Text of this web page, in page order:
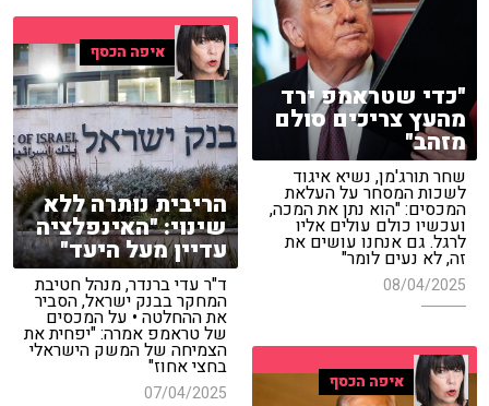
"כדי שטראמפ ירד
מהעץ צריכים סולם
מזהב"
שחר תורג'מן, נשיא איגוד
לשכות המסחר על העלאת
המכסים: "הוא נתן את המכה,
ועכשיו כולם עולים אליו
לרגל. גם אנחנו עושים את
זה, לא נעים לומר"
08/04/2025
איפה הכסף
הריבית נותרה ללא
שינוי: "האינפלציה
עדיין מעל היעד"
ד"ר עדי ברנדר, מנהל חטיבת
המחקר בבנק ישראל, הסביר
את ההחלטה • על המכסים
של טראמפ אמרה: "יפחית את
הצמיחה של המשק הישראלי
בחצי אחוז"
07/04/2025 איפה הכסף